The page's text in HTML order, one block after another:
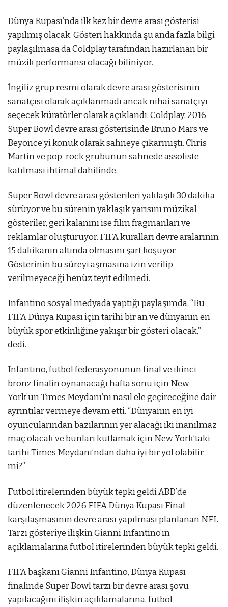
Dünya Kupası’nda ilk kez bir devre arası gösterisi
yapılmış olacak. Gösteri hakkında şu anda fazla bilgi
paylaşılmasa da Coldplay tarafından hazırlanan bir
müzik performansı olacağı biliniyor.
İngiliz grup resmi olarak devre arası gösterisinin
sanatçısı olarak açıklanmadı ancak nihai sanatçıyı
seçecek küratörler olarak açıklandı. Coldplay, 2016
Super Bowl devre arası gösterisinde Bruno Mars ve
Beyonce’yi konuk olarak sahneye çıkarmıştı. Chris
Martin ve pop-rock grubunun sahnede assoliste
katılması ihtimal dahilinde.
Super Bowl devre arası gösterileri yaklaşık 30 dakika
sürüyor ve bu sürenin yaklaşık yarısını müzikal
gösteriler, geri kalanını ise film fragmanları ve
reklamlar oluşturuyor. FIFA kuralları devre aralarının
15 dakikanın altında olmasını şart koşuyor.
Gösterinin bu süreyi aşmasına izin verilip
verilmeyeceği henüz teyit edilmedi.
Infantino sosyal medyada yaptığı paylaşımda, “Bu
FIFA Dünya Kupası için tarihi bir an ve dünyanın en
büyük spor etkinliğine yakışır bir gösteri olacak,”
dedi.
Infantino, futbol federasyonunun final ve ikinci
bronz finalin oynanacağı hafta sonu için New
York’un Times Meydanı’nı nasıl ele geçireceğine dair
ayrıntılar vermeye devam etti. “Dünyanın en iyi
oyuncularından bazılarının yer alacağı iki inanılmaz
maç olacak ve bunları kutlamak için New York’taki
tarihi Times Meydanı’ndan daha iyi bir yol olabilir
mi?”
Futbol itirelerinden büyük tepki geldiABD’de
düzenlenecek 2026 FIFA Dünya Kupası Final
karşılaşmasının devre arası yapılması planlanan NFL
Tarzı gösteriye ilişkin Gianni Infantino’ın
açıklamalarına futbol itirelerinden büyük tepki geldi.
FIFA başkanı Gianni Infantino, Dünya Kupası
finalinde Super Bowl tarzı bir devre arası şovu
yapılacağını ilişkin açıklamalarına, futbol